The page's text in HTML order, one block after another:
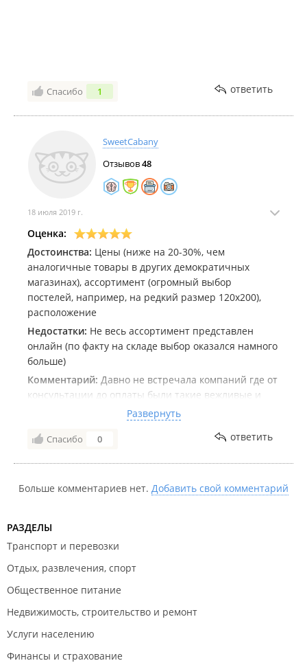
Спасибо 1 ответить
SweetCabany
Отзывов48
18 июля 2019 г.
Оценка:
Достоинства: Цены (ниже на 20-30%, чем
аналогичные товары в других демократичных
магазинах), ассортимент (огромный выбор
постелей, например, на редкий размер 120х200),
расположение
Недостатки: Не весь ассортимент представлен
онлайн (по факту на складе выбор оказался намного
больше)
Комментарий: Давно не встречала компаний где от
консультации до оплаты были такие вежливые и
приветливые. Сначала ответили на все вопросы
онлайн (через фарпост), потом проконсультировали
и показали всё в самом магазине, и на кассе тоже
Развернуть
Спасибо 0 ответить
Больше комментариев нет. Добавить свой комментарий
РАЗДЕЛЫ
Транспорт и перевозки
Отдых, развлечения, спорт
Общественное питание
Недвижимость, строительство и ремонт
Услуги населению
Финансы и страхование